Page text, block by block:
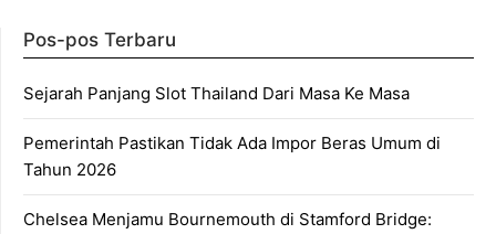
Pos-pos Terbaru
Sejarah Panjang Slot Thailand Dari Masa Ke Masa
Pemerintah Pastikan Tidak Ada Impor Beras Umum di
Tahun 2026
Chelsea Menjamu Bournemouth di Stamford Bridge: